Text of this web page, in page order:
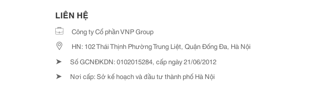
LIÊN HỆ
Công ty Cổ phần VNP Group
HN: 102 Thái Thịnh Phường Trung Liệt, Quận Đống Đa, Hà Nội
➤ Số GCNĐKDN: 0102015284, cấp ngày 21/06/2012
➤ Nơi cấp: Sở kế hoạch và đầu tư thành phố Hà Nội